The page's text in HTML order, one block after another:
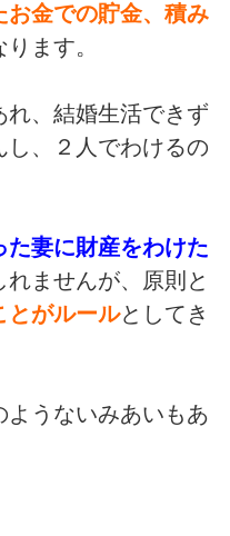
お金での貯金、積み
ります。
れ、結婚生活できず
、２人でわけるの
妻に財産をわけた
れませんが、原則と
とがルールとしてき
うないみあいもあ